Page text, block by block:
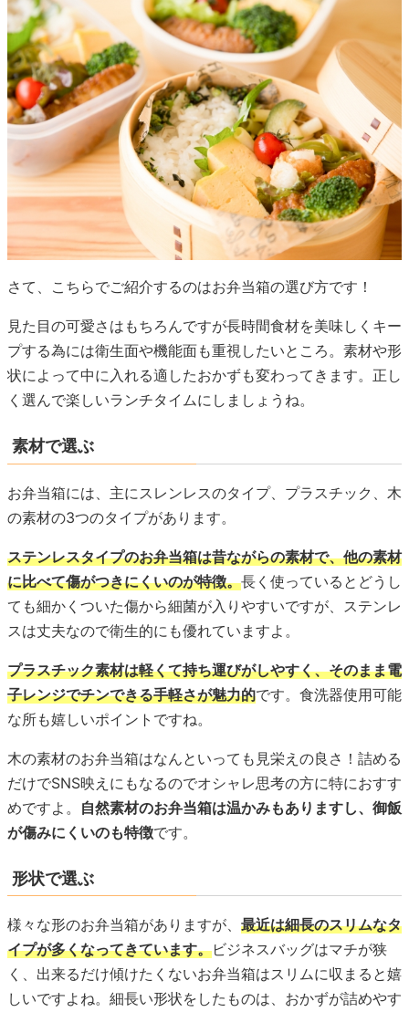
さて、こちらでご紹介するのはお弁当箱の選び方です！
見た目の可愛さはもちろんですが長時間食材を美味しくキー
プする為には衛生面や機能面も重視したいところ。素材や形
状によって中に入れる適したおかずも変わってきます。正し
く選んで楽しいランチタイムにしましょうね。
素材で選ぶ
お弁当箱には、主にスレンレスのタイプ、プラスチック、木
の素材の3つのタイプがあります。
ステンレスタイプのお弁当箱は昔ながらの素材で、他の素材
に比べて傷がつきにくいのが特徴。長く使っているとどうし
ても細かくついた傷から細菌が入りやすいですが、ステンレ
スは丈夫なので衛生的にも優れていますよ。
プラスチック素材は軽くて持ち運びがしやすく、そのまま電
子レンジでチンできる手軽さが魅力的です。食洗器使用可能
な所も嬉しいポイントですね。
木の素材のお弁当箱はなんといっても見栄えの良さ！詰める
だけでSNS映えにもなるのでオシャレ思考の方に特におすす
めですよ。 自然素材のお弁当箱は温かみもありますし、御飯
が傷みにくいのも特徴です。
形状で選ぶ
様々な形のお弁当箱がありますが、 最近は細長のスリムなタ
イプが多くなってきています。ビジネスバッグはマチが狭
く、出来るだけ傾けたくないお弁当箱はスリムに収まると嬉
しいですよね。細長い形状をしたものは、おかずが詰めやす